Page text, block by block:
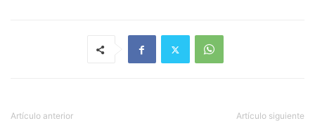
Artículo anterior Artículo siguiente